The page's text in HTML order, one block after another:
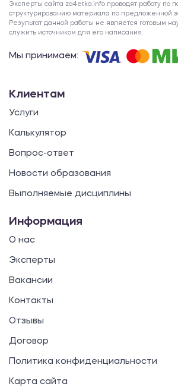
Эксперты сайта za4etka.info проводят работу по
структурированию материала по предложенной
Результат данной работы не является готовым
служить источником для его написания.
Мы принимаем:
Клиентам
Услуги
Калькулятор
Вопрос-ответ
Новости образования
Выполняемые дисциплины
Информация
О нас
Эксперты
Вакансии
Контакты
Отзывы
Договор
Политика конфиденциальности
Карта сайта